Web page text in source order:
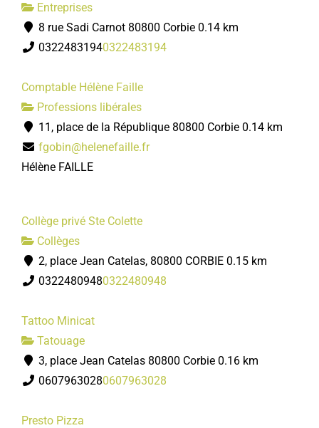
Entreprises
8 rue Sadi Carnot 80800 Corbie 0.14 km
03224831940322483194
Comptable Hélène Faille
Professions libérales
11, place de la République 80800 Corbie 0.14 km
fgobin@helenefaille.fr
Hélène FAILLE
Collège privé Ste Colette
Collèges
2, place Jean Catelas, 80800 CORBIE 0.15 km
03224809480322480948
Tattoo Minicat
Tatouage
3, place Jean Catelas 80800 Corbie 0.16 km
06079630280607963028
Presto Pizza